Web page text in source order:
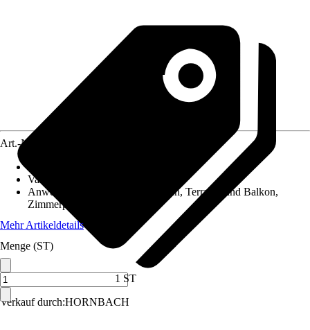
Verkauf durch:HORNBACH
Art.-Nr.
Variante
Anwendungsbereich
Wintergarten, Terrasse und Balkon,
Zimmerpflanzen
Mehr Artikeldetails
Menge (ST)
1 ST